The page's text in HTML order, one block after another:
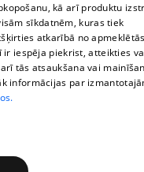
kā arī produktu
sīkdatnēm, kuras tiek
atkarībā no
iespēja piekrist, atteikties
tās atsaukšana vai
informācijas par